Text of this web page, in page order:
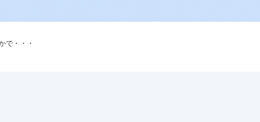
で・・・